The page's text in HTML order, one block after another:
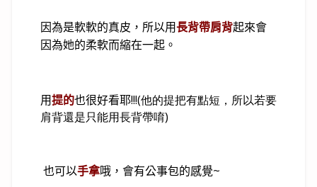
因為是軟軟的真皮，所以用長背帶肩背起來會
因為她的柔軟而縮在一起。
用提的也很好看耶!!!(他的提把有點短，所以若要
肩背還是只能用長背帶唷)
也可以手拿哦，會有公事包的感覺~